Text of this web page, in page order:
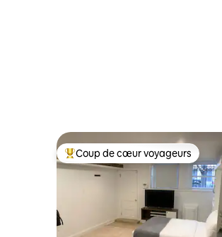
Coups de cœur voyageurs les
Coup de cœur voyageurs